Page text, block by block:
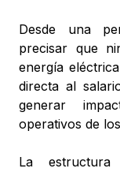
Desde una
precisar que
energía
directa al
generar
operativos de
La